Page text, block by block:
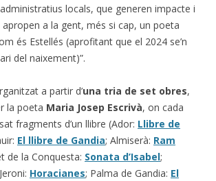
locals, que generen impacte i
a la gent, més si cap, un poeta
és Estellés (aprofitant que el 2024 se’n
del naixement)”.
a partir d’una tria de set obres,
la poeta Maria Josep Escrivà, on cada
fragments d’un llibre (Ador: Llibre de
El llibre de Gandia; Almiserà: Ram
de la Conquesta: Sonata d’Isabel;
Horacianes; Palma de Gandia: El